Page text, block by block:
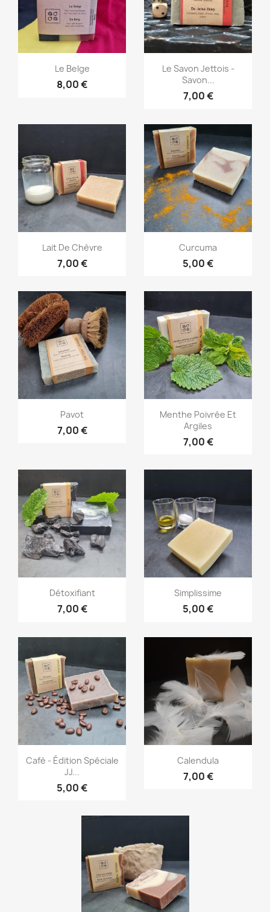
Aperçu rapide
Le Belge
8,00 €
 Aperçu rapide
Le Savon Jettois -
Savon...
7,00 €
 Aperçu rapide
Lait De Chèvre
7,00 €
Aperçu rapide
Curcuma
5,00 €
Aperçu rapide
Pavot
7,00 €
Aperçu rapide
Menthe Poivrée Et
Argiles
7,00 €
Aperçu rapide
Détoxifiant
7,00 €
Aperçu rapide
Simplissime
5,00 €
 Aperçu rapide
Café - Édition Spéciale
JJ...
5,00 €
Aperçu rapide
Calendula
7,00 €